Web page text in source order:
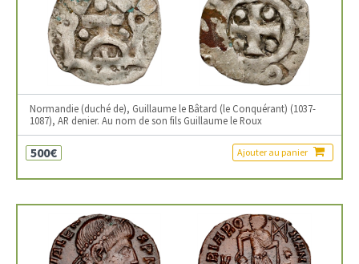
Normandie (duché de), Guillaume le Bâtard (le Conquérant) (1037-
1087), AR denier. Au nom de son fils Guillaume le Roux
500€ Ajouter au panier